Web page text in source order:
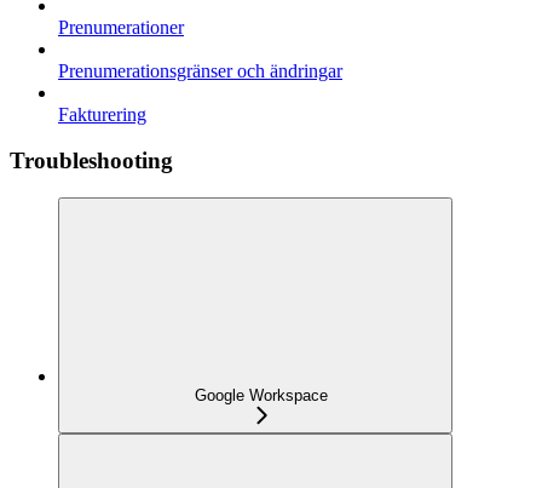
Prenumerationer
Prenumerationsgränser och ändringar
Fakturering
Troubleshooting
Google Workspace